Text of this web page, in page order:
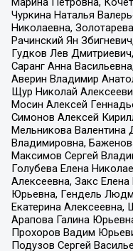
Чуркина Наталья
Николаевна,
Рачинский Ян
Гудков Лев
Саранг Анна
Аверин Владимир
Щур Николай
Мосин Алексей
Симонов Алексей
Мельникова Валентина
Владимировна,
Максимов Сергей
Голубева Елена
Алексеевна, Закс
Юрьевна, Гендель
Екатерина
Арапова Галина
Прохоров Вадим
Подузов Сергей